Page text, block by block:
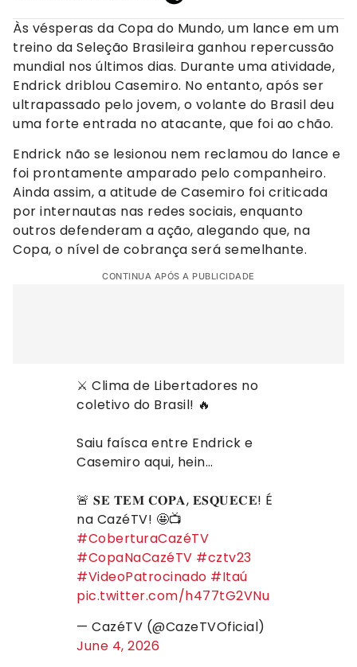
Às vésperas da Copa do Mundo, um lance em um
treino da Seleção Brasileira ganhou repercussão
mundial nos últimos dias. Durante uma atividade,
Endrick driblou Casemiro. No entanto, após ser
ultrapassado pelo jovem, o volante do Brasil deu
uma forte entrada no atacante, que foi ao chão.
Endrick não se lesionou nem reclamou do lance e
foi prontamente amparado pelo companheiro.
Ainda assim, a atitude de Casemiro foi criticada
por internautas nas redes sociais, enquanto
outros defenderam a ação, alegando que, na
Copa, o nível de cobrança será semelhante.
CONTINUA APÓS A PUBLICIDADE
⚔️ Clima de Libertadores no
coletivo do Brasil! 🔥
Saiu faísca entre Endrick e
Casemiro aqui, hein…
🚨 𝐒𝐄 𝐓𝐄𝐌 𝐂𝐎𝐏𝐀, 𝐄𝐒𝐐𝐔𝐄𝐂𝐄! É
na CazéTV! 🤩📺
#CoberturaCazéTV
#CopaNaCazéTV #cztv23
#VideoPatrocinado #Itaú
pic.twitter.com/h477tG2VNu
— CazéTV (@CazeTVOficial)
June 4, 2026